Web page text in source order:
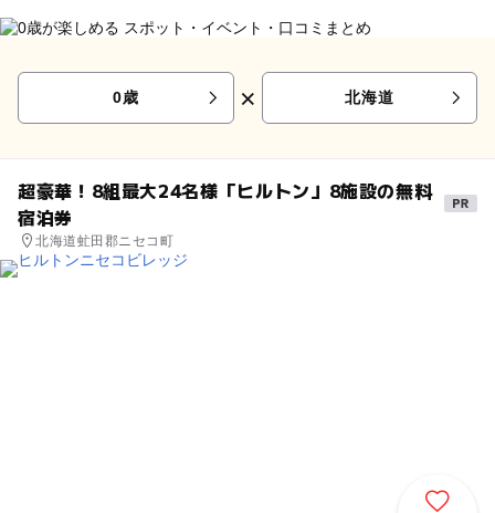
0歳 × 北海道
超豪華！8組最大24名様「ヒルトン」8施設の無料
宿泊券
北海道虻田郡ニセコ町